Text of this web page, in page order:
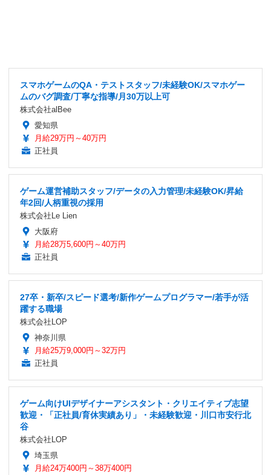
スマホゲームのQA・テストスタッフ/未経験OK/スマホゲー
ムのバグ調査/丁寧な指導/月30万以上可
株式会社alBee
愛知県
月給29万円～40万円
正社員
ゲーム運営補助スタッフ/データの入力管理/未経験OK/昇給
年2回/人柄重視の採用
株式会社Le Lien
大阪府
月給28万5,600円～40万円
正社員
27卒・新卒/スピード選考/新作ゲームプログラマー/若手が活
躍する職場
株式会社LOP
神奈川県
月給25万9,000円～32万円
正社員
ゲーム向けUIデザイナーアシスタント・クリエイティブ志望
歓迎・「正社員/育休実績あり」・未経験歓迎・川口市安行北
谷
株式会社LOP
埼玉県
月給24万400円～38万400円